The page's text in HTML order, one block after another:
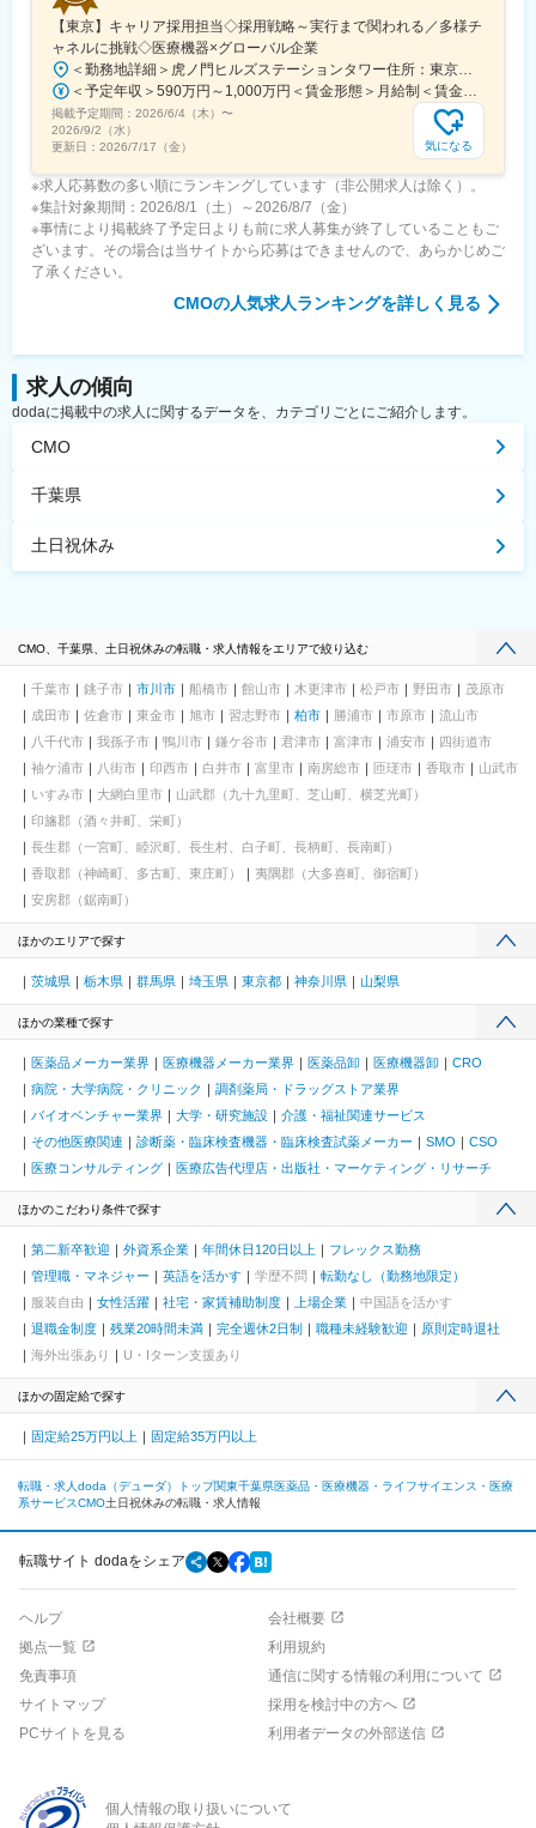
【東京】キャリア採用担当◇採用戦略～実行まで関われる／多様チ
ャネルに挑戦◇医療機器×グローバル企業
掲載予定期間： 2026/6/4（木） 〜
2026/9/2（水）
更新日： 2026/7/17（金） 気になる
※求人応募数の多い順にランキングしています（非公開求人は除く）。
※集計対象期間：2026/8/1（土）～2026/8/7（金）
※事情により掲載終了予定日よりも前に求人募集が終了していることもご
ざいます。その場合は当サイトから応募はできませんので、あらかじめご
了承ください。
CMOの人気求人ランキングを詳しく見る
求人の傾向
dodaに掲載中の求人に関するデータを、カテゴリごとにご紹介します。
CMO
千葉県
土日祝休み
CMO、千葉県、土日祝休みの転職・求人情報をエリアで絞り込む
千葉市 銚子市 市川市 船橋市 館山市 木更津市 松戸市 野田市
茂原市
成田市
佐倉市 東金市 旭市 習志野市 柏市 勝浦市 市原市
流山市
八千代市
我孫子市 鴨川市 鎌ケ谷市 君津市 富津市 浦安市
四街道市
袖ケ浦市
八街市 印西市 白井市 富里市 南房総市 匝瑳市 香取市
山武市
いすみ市
大網白里市
山武郡（九十九里町、芝山町、横芝光町）
印旛郡（酒々井町、栄町）
長生郡（一宮町、睦沢町、長生村、白子町、長柄町、長南町）
香取郡（神崎町、多古町、東庄町）
夷隅郡（大多喜町、御宿町）
安房郡（鋸南町）
ほかのエリアで探す
茨城県 栃木県 群馬県 埼玉県 東京都 神奈川県 山梨県
ほかの業種で探す
医薬品メーカー業界 医療機器メーカー業界 医薬品卸 医療機器卸
CRO
病院・大学病院・クリニック
調剤薬局・ドラッグストア業界
バイオベンチャー業界
大学・研究施設
介護・福祉関連サービス
その他医療関連
診断薬・臨床検査機器・臨床検査試薬メーカー SMO
CSO
医療コンサルティング
医療広告代理店・出版社・マーケティング・リサーチ
ほかのこだわり条件で探す
第二新卒歓迎 外資系企業 年間休日120日以上
フレックス勤務
管理職・マネジャー
英語を活かす 学歴不問
転勤なし（勤務地限定）
服装自由
女性活躍 社宅・家賃補助制度 上場企業
中国語を活かす
退職金制度
残業20時間未満 完全週休2日制 職種未経験歓迎
原則定時退社
海外出張あり
U・Iターン支援あり
ほかの固定給で探す
固定給25万円以上 固定給35万円以上
転職・求人doda（デューダ）トップ関東千葉県医薬品・医療機器・ライフサイエンス・医療
系サービスCMO土日祝休みの転職・求人情報
転職サイト dodaをシェア
ヘルプ
会社概要
拠点一覧
利用規約
免責事項
通信に関する情報の利用について
サイトマップ
採用を検討中の方へ
PCサイトを見る
利用者データの外部送信
個人情報の取り扱いについて